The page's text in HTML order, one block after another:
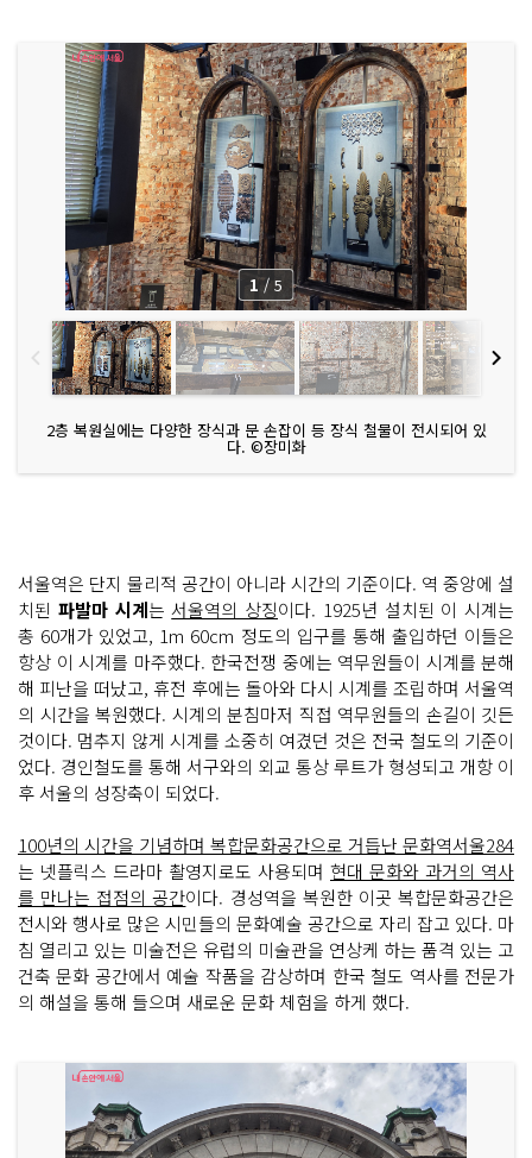
2층 복원실에는 다양한 장식과 문 손잡이 등 장식 철물이 전시되어 있
다. ©장미화
1 / 5
서울역은 단지 물리적 공간이 아니라 시간의 기준이다. 역 중앙에 설
치된 파발마 시계는서울역의 상징이다. 1925년 설치된 이 시계는
총 60개가 있었고, 1m 60cm 정도의 입구를 통해 출입하던 이들은
항상 이 시계를 마주했다. 한국전쟁 중에는 역무원들이 시계를 분해
해 피난을 떠났고, 휴전 후에는 돌아와 다시 시계를 조립하며 서울역
의 시간을 복원했다. 시계의 분침마저 직접 역무원들의 손길이 깃든
것이다. 멈추지 않게 시계를 소중히 여겼던 것은 전국 철도의 기준이
었다. 경인철도를 통해 서구와의 외교 통상 루트가 형성되고 개항 이
후 서울의 성장축이 되었다.
100년의 시간을 기념하며 복합문화공간으로 거듭난 문화역서울284
는 넷플릭스 드라마 촬영지로도 사용되며 현대 문화와 과거의 역사
를 만나는 접점의 공간이다. 경성역을 복원한 이곳 복합문화공간은
전시와 행사로 많은 시민들의 문화예술 공간으로 자리 잡고 있다. 마
침 열리고 있는 미술전은 유럽의 미술관을 연상케 하는 품격 있는 고
건축 문화 공간에서 예술 작품을 감상하며 한국 철도 역사를 전문가
의 해설을 통해 들으며 새로운 문화 체험을 하게 했다.